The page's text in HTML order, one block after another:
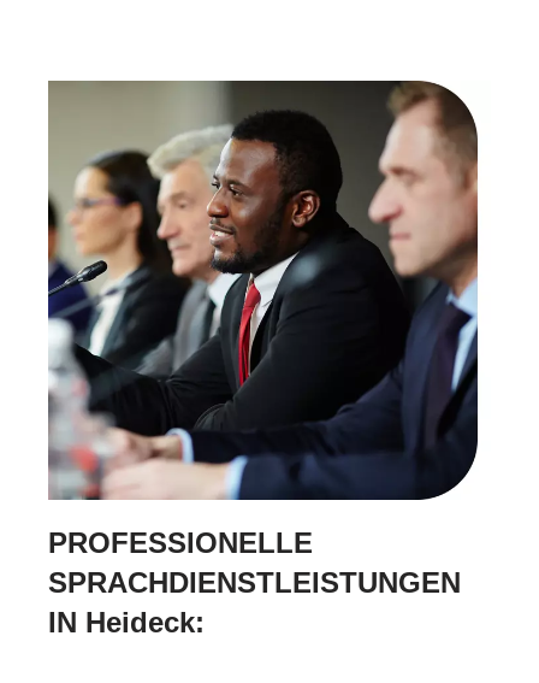
PROFESSIONELLE
SPRACHDIENSTLEISTUNGEN
IN Heideck: